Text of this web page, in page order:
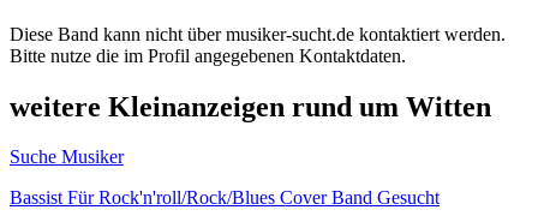
Diese Band kann nicht über musiker-sucht.de kontaktiert werden.
Bitte nutze die im Profil angegebenen Kontaktdaten.
weitere Kleinanzeigen rund um Witten
Suche Musiker
Bassist Für Rock'n'roll/Rock/Blues Cover Band Gesucht